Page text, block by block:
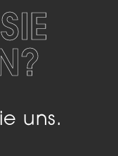
uns.